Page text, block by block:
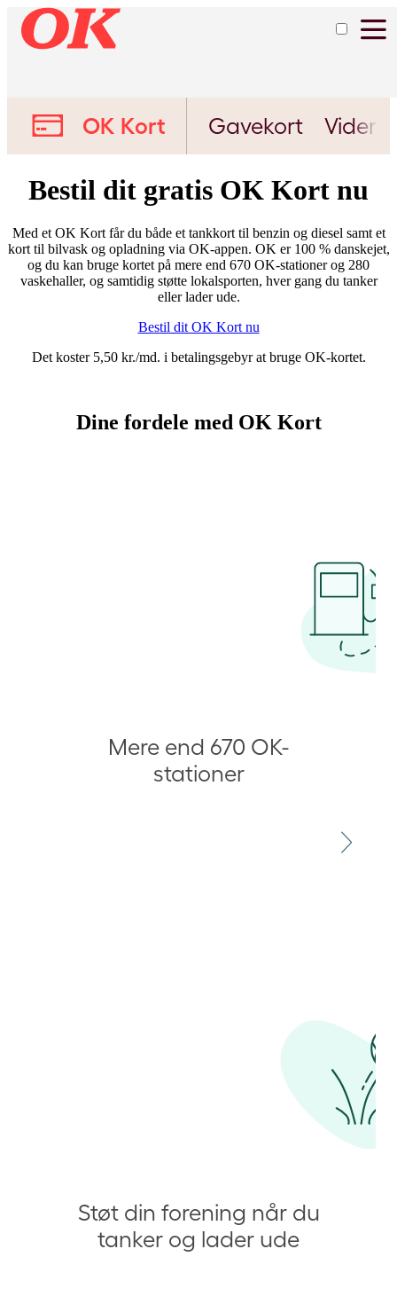
OK Kort Gavekort Viden
Bestil dit gratis OK Kort nu
Med et OK Kort får du både et tankkort til benzin og diesel samt et
kort til bilvask og opladning via OK-appen. OK er 100 % danskejet,
og du kan bruge kortet på mere end 670 OK-stationer og 280
vaskehaller, og samtidig støtte lokalsporten, hver gang du tanker
eller lader ude.
Bestil dit OK Kort nu
Det koster 5,50 kr./md. i betalingsgebyr at bruge OK-kortet.
Dine fordele med OK Kort
Mere end 670 OK-
stationer
Støt din forening når du
tanker og lader ude